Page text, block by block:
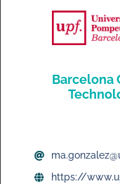
Barcelona
https://